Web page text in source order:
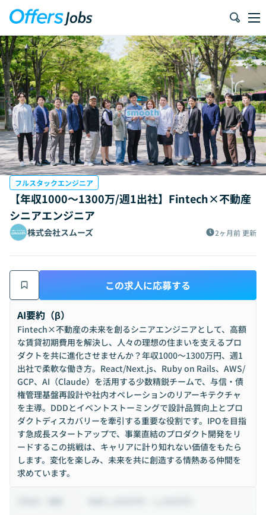
フルスタックエンジニア
【年収1000〜1300万/週1出社】Fintech×不動産
シニアエンジニア
株式会社スムーズ 2ヶ月前 更新
この求人に応募する
AI要約（β）
Fintech×不動産の未来を創るシニアエンジニアとして、高額
な賃貸初期費用を解決し、人々の理想の住まいを支えるプロ
ダクトを共に進化させませんか？年収1000〜1300万円、週1
出社で柔軟な働き方。React/Next.js、Ruby on Rails、AWS/
GCP、AI（Claude）を活用する少数精鋭チームで、与信・債
権管理基盤再設計や社内オペレーションのリアーキテクチャ
を主導。DDDとイベントストーミングで設計品質向上とプロ
ダクトディスカバリーを牽引する重要な役割です。IPOを目指
す急成長スタートアップで、事業直結のプロダクト開発をリ
ードするこの挑戦は、キャリアに計り知れない価値をもたら
します。変化を楽しみ、未来を共に創造する情熱ある仲間を
求めています。